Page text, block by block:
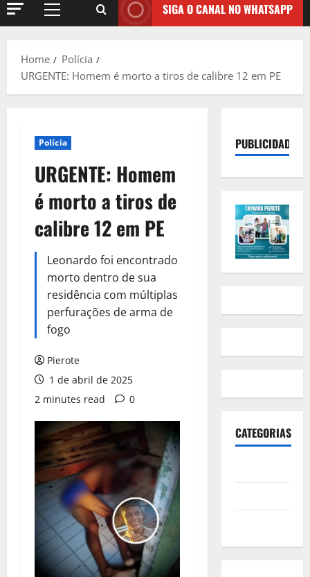
Primary
SIGA O CANAL NO WHATSAPP
Home
Polícia
URGENTE: Homem é morto a tiros de calibre 12 em PE
Polícia
URGENTE: Homem
é morto a tiros de
calibre 12 em PE
Leonardo foi encontrado
morto dentro de sua
residência com múltiplas
perfurações de arma de
fogo
Pierote
1 de abril de 2025
2 minutes read
0
PUBLICIDADE
CATEGORIAS